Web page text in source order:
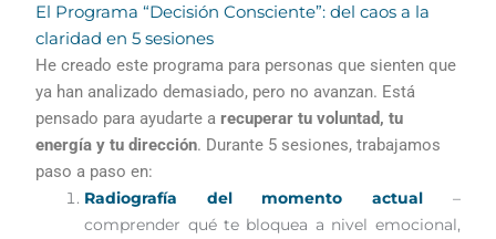
El Programa “Decisión Consciente”: del caos a la
claridad en 5 sesiones
He creado este programa para personas que sienten que
ya han analizado demasiado, pero no avanzan. Está
pensado para ayudarte arecuperar tu voluntad, tu
energía y tu dirección. Durante 5 sesiones, trabajamos
paso a paso en:
Radiografía del momento actual–
comprender qué te bloquea a nivel emocional,